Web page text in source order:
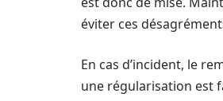
éviter ces
En cas d’incident, le
une régularisation est